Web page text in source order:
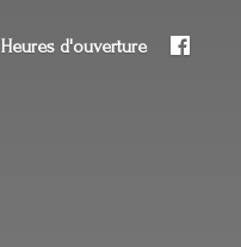
Heures d'ouverture